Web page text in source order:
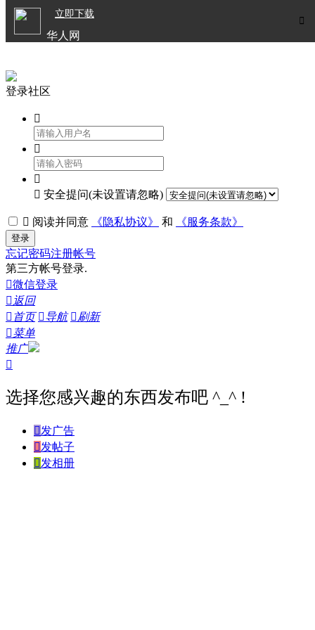

立即下载
华人网
登录社区



 安全提问(未设置请忽略)
 阅读并同意 《隐私协议》 和 《服务条款》
登录
忘记密码注册帐号
第三方帐号登录.
微信登录
 返回
 首页 导航 刷新
菜单
推广

选择您感兴趣的东西发布吧 ^_^ !
发广告
发帖子
发相册